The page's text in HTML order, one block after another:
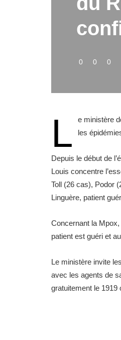
0 0 0
L
e ministère
les
Depuis le début de
Louis concentre
Toll (26 cas), Podor
Linguère, patient
Concernant la
patient est guéri et
Le ministère invite
avec les agents de
gratuitement le 1919